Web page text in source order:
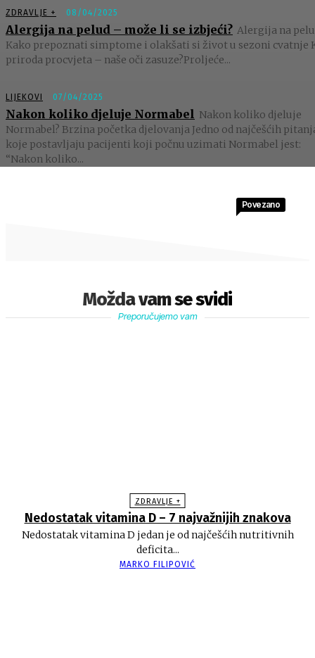
ZDRAVLJE + 08/04/2025
Alergija na pelud – može li se izbjeći? Alergija na
Kako prepoznati simptome i olakšati si život u sezoni cvatnje
priroda procvjeta – naše oči zasuze?Proljeće...
LIJEKOVI 07/04/2025
Nakon koliko djeluje Normabel Nakon koliko djeluje
Normabel? Brzina početka djelovanja Jedno od najčešćih
koje postavljaju pacijenti koji počnu uzimati Normabel jest:
“Nakon koliko...
Možda vam se svidi
Povezano
Preporučujemo vam
ZDRAVLJE +
Nedostatak vitamina D – 7 najvažnijih znakova
Nedostatak vitamina D jedan je od najčešćih nutritivnih
deficita...
MARKO FILIPOVIĆ